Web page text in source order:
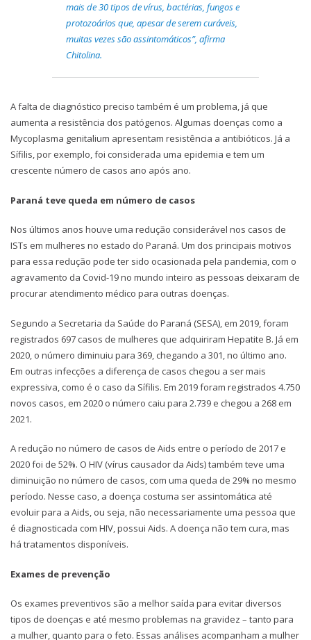
mais de 30 tipos de vírus, bactérias, fungos e
protozoários que, apesar de serem curáveis,
muitas vezes são assintomáticos”, afirma
Chitolina.
A falta de diagnóstico preciso também é um problema, já que
aumenta a resistência dos patógenos. Algumas doenças como a
Mycoplasma genitalium apresentam resistência a antibióticos. Já a
Sífilis, por exemplo, foi considerada uma epidemia e tem um
crescente número de casos ano após ano.
Paraná teve queda em número de casos
Nos últimos anos houve uma redução considerável nos casos de
ISTs em mulheres no estado do Paraná. Um dos principais motivos
para essa redução pode ter sido ocasionada pela pandemia, com o
agravamento da Covid-19 no mundo inteiro as pessoas deixaram de
procurar atendimento médico para outras doenças.
Segundo a Secretaria da Saúde do Paraná (SESA), em 2019, foram
registrados 697 casos de mulheres que adquiriram Hepatite B. Já em
2020, o número diminuiu para 369, chegando a 301, no último ano.
Em outras infecções a diferença de casos chegou a ser mais
expressiva, como é o caso da Sífilis. Em 2019 foram registrados 4.750
novos casos, em 2020 o número caiu para 2.739 e chegou a 268 em
2021.
A redução no número de casos de Aids entre o período de 2017 e
2020 foi de 52%. O HIV (vírus causador da Aids) também teve uma
diminuição no número de casos, com uma queda de 29% no mesmo
período. Nesse caso, a doença costuma ser assintomática até
evoluir para a Aids, ou seja, não necessariamente uma pessoa que
é diagnosticada com HIV, possui Aids. A doença não tem cura, mas
há tratamentos disponíveis.
Exames de prevenção
Os exames preventivos são a melhor saída para evitar diversos
tipos de doenças e até mesmo problemas na gravidez – tanto para
a mulher, quanto para o feto. Essas análises acompanham a mulher